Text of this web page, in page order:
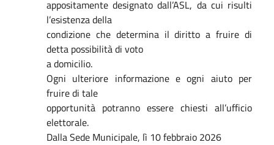
appositamente designato dall’ASL, da cui risulti
l’esistenza della
condizione che determina il diritto a fruire di
detta possibilità di voto
a domicilio.
Ogni ulteriore informazione e ogni aiuto per
fruire di tale
opportunità potranno essere chiesti all’ufficio
elettorale.
Dalla Sede Municipale, lì 10 febbraio 2026